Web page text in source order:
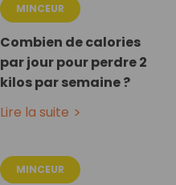
MINCEUR
Combien de calories
par jour pour perdre 2
kilos par semaine ?
Lire la suite
MINCEUR